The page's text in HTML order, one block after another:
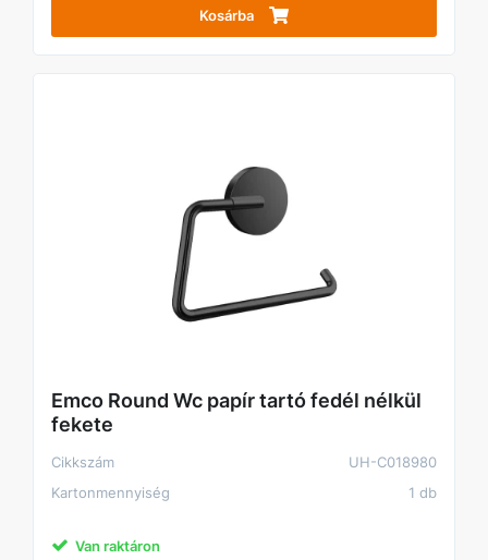
Kosárba
Emco Round Wc papír tartó fedél nélkül
fekete
Cikkszám
UH-C018980
Kartonmennyiség
1 db
Van raktáron